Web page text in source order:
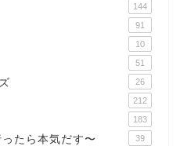
144
91
10
51
26
212
183
たら本気だす〜 39